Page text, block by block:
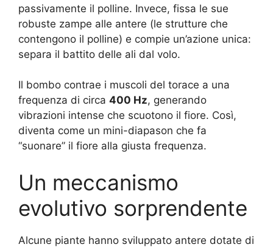
passivamente il polline. Invece, fissa le sue
robuste zampe alle antere (le strutture che
contengono il polline) e compie un’azione unica:
separa il battito delle ali dal volo.
Il bombo contrae i muscoli del torace a una
frequenza di circa 400 Hz, generando
vibrazioni intense che scuotono il fiore. Così,
diventa come un mini-diapason che fa
“suonare” il fiore alla giusta frequenza.
Un meccanismo
evolutivo sorprendente
Alcune piante hanno sviluppato antere dotate di